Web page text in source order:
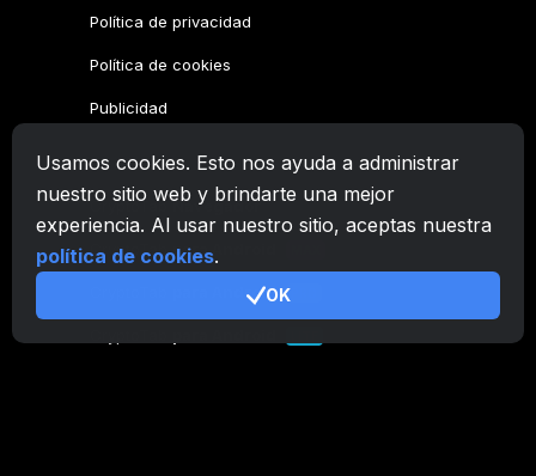
Usamos cookies. Esto nos ayuda a administrar
nuestro sitio web y brindarte una mejor
experiencia. Al usar nuestro sitio, aceptas nuestra
política de cookies.
OK
Política de privacidad
Política de cookies
Publicidad
Familia CryptoTab
CryptoTabNavegador
CryptoTabpara Android
para Android